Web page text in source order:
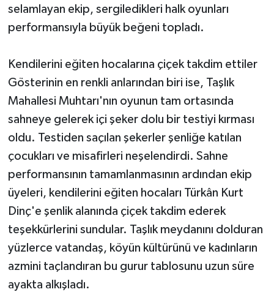
selamlayan ekip, sergiledikleri halk oyunları
performansıyla büyük beğeni topladı.
Kendilerini eğiten hocalarına çiçek takdim ettiler
Gösterinin en renkli anlarından biri ise, Taşlık
Mahallesi Muhtarı'nın oyunun tam ortasında
sahneye gelerek içi şeker dolu bir testiyi kırması
oldu. Testiden saçılan şekerler şenliğe katılan
çocukları ve misafirleri neşelendirdi. Sahne
performansının tamamlanmasının ardından ekip
üyeleri, kendilerini eğiten hocaları Türkân Kurt
Dinç'e şenlik alanında çiçek takdim ederek
teşekkürlerini sundular. Taşlık meydanını dolduran
yüzlerce vatandaş, köyün kültürünü ve kadınların
azmini taçlandıran bu gurur tablosunu uzun süre
ayakta alkışladı.